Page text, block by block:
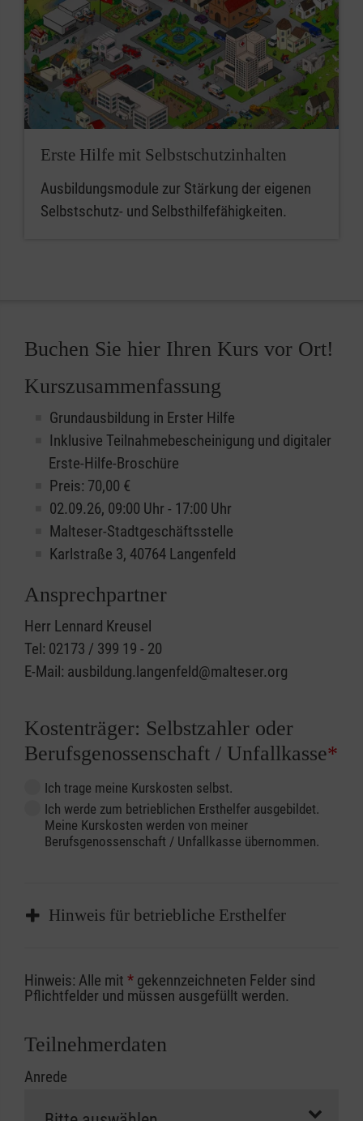
Erste Hilfe mit Selbstschutzinhalten
Ausbildungsmodule zur Stärkung der eigenen
Selbstschutz- und Selbsthilfefähigkeiten.
Buchen Sie hier Ihren Kurs vor Ort!
Kurszusammenfassung
Grundausbildung in Erster Hilfe
Inklusive Teilnahmebescheinigung und digitaler
Erste-Hilfe-Broschüre
Preis: 70,00 €
02.09.26, 09:00 Uhr - 17:00 Uhr
Malteser-Stadtgeschäftsstelle
Karlstraße 3, 40764 Langenfeld
Ansprechpartner
Herr Lennard Kreusel
Tel: 02173 / 399 19 - 20
E-Mail: ausbildung.langenfeld@malteser.org
Kostenträger: Selbstzahler oder
Berufsgenossenschaft / Unfallkasse*
Ich trage meine Kurskosten selbst.
Ich werde zum betrieblichen Ersthelfer ausgebildet.
Meine Kurskosten werden von meiner
Berufsgenossenschaft / Unfallkasse übernommen.
Hinweis für betriebliche Ersthelfer
Sofern Sie ein Kostenübernahmeverfahren
Ihrer Berufsgenossenschaft / Unfallkasse
Abrechnungsunterlagen spätestens zu
erfolgt eine Abrechnung der vollen Kursgebühr
Hinweis: Alle mit * gekennzeichneten Felder sind
Pflichtfelder und müssen ausgefüllt werden.
Teilnehmerdaten
Anrede